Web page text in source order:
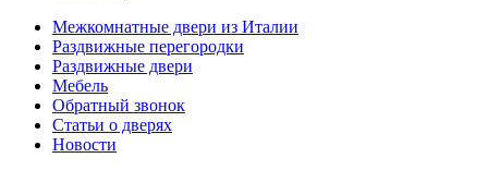
Межкомнатные двери из Италии
Раздвижные перегородки
Раздвижные двери
Мебель
Обратный звонок
Статьи о дверях
Новости